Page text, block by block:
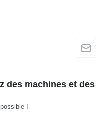
des machines et des
!